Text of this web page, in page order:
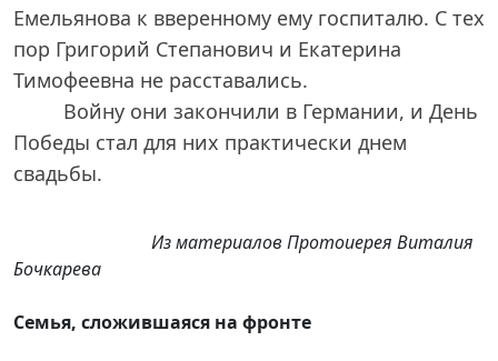
Емельянова к вверенному ему госпиталю. С тех
пор Григорий Степанович и Екатерина
Тимофеевна не расставались.
Войну они закончили в Германии, и День
Победы стал для них практически днем
свадьбы.
Из материалов Протоиерея Виталия
Бочкарева
Семья, сложившаяся на фронте